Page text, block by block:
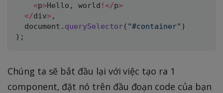
<p>Hello , world !</p>
</div>,
  document
. querySelector( "#container" )
) ;
Chúng ta sẽ bắt đầu lại với việc tạo ra 1
component, đặt nó trên đầu đoạn code của bạn